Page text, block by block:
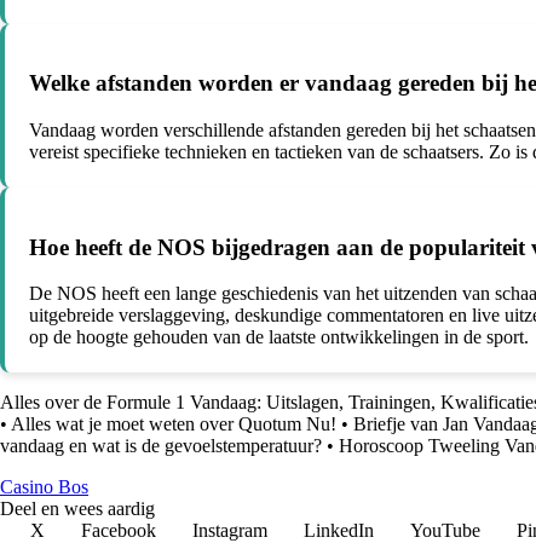
Welke afstanden worden er vandaag gereden bij
Vandaag worden verschillende afstanden gereden bij het
vereist specifieke technieken en tactieken van de schaatsers. Zo
Hoe heeft de NOS bijgedragen aan de populariteit
De NOS heeft een lange geschiedenis van het uitzenden van
uitgebreide verslaggeving, deskundige commentatoren en live
op de hoogte gehouden van de laatste ontwikkelingen in de sport.
Alles over de Formule 1 Vandaag: Uitslagen, Trainingen,
• Alles wat je moet weten over Quotum Nu! • Briefje van Jan
vandaag en wat is de gevoelstemperatuur? • Horoscoop Tweeling
Casino Bos
Deel en wees aardig
X
Facebook Instagram LinkedIn YouTube